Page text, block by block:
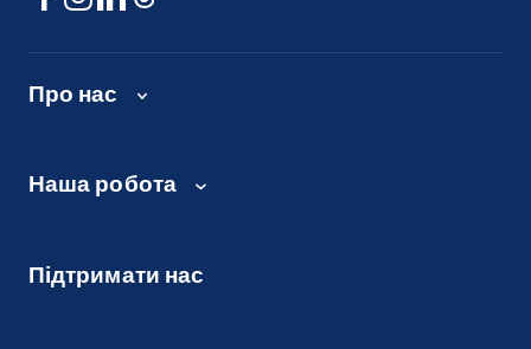
Про нас
Наша робота
Підтримати нас